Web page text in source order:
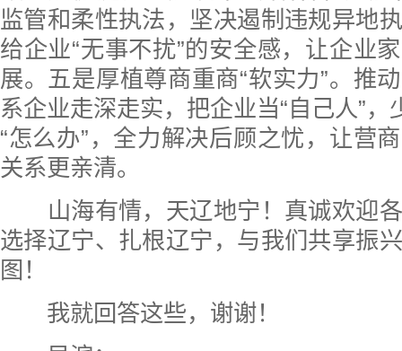
监管和柔性执法，坚决遏制违规异地
给企业“无事不扰”的安全感，让企业
展。五是厚植尊商重商“软实力”。推
系企业走深走实，把企业当“自己人”，
“怎么办”，全力解决后顾之忧，让营
关系更亲清。
山海有情，天辽地宁！真诚欢迎各
选择辽宁、扎根辽宁，与我们共享振
图！
我就回答这些，谢谢！